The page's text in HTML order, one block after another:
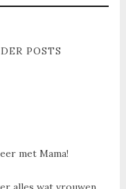
POSTS
met Mama!